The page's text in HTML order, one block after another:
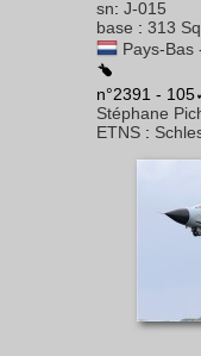
sn: J-015
base : 313
Pays-Bas
n°2391 -
Stéphane
ETNS :